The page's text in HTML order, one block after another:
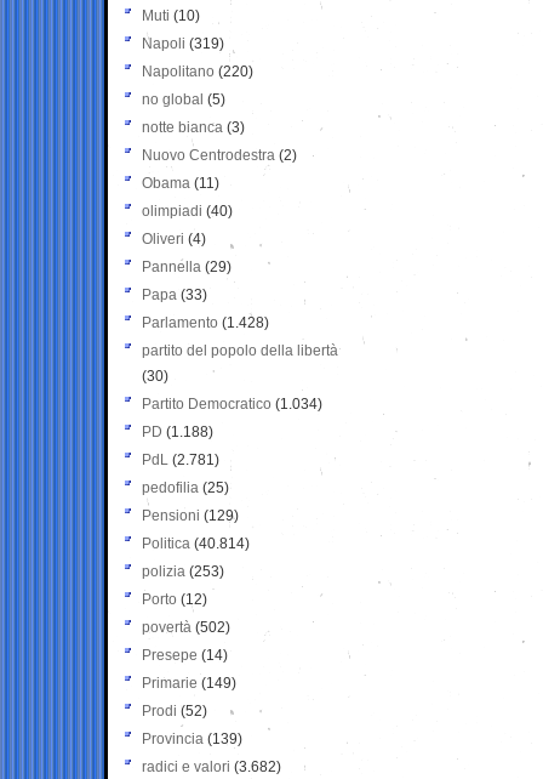
Muti (10)
Napoli (319)
Napolitano (220)
no global (5)
notte bianca (3)
Nuovo Centrodestra (2)
Obama (11)
olimpiadi (40)
Oliveri (4)
Pannella (29)
Papa (33)
Parlamento (1.428)
partito del popolo della libertà
(30)
Partito Democratico (1.034)
PD (1.188)
PdL (2.781)
pedofilia (25)
Pensioni (129)
Politica (40.814)
polizia (253)
Porto (12)
povertà (502)
Presepe (14)
Primarie (149)
Prodi (52)
Provincia (139)
radici e valori (3.682)